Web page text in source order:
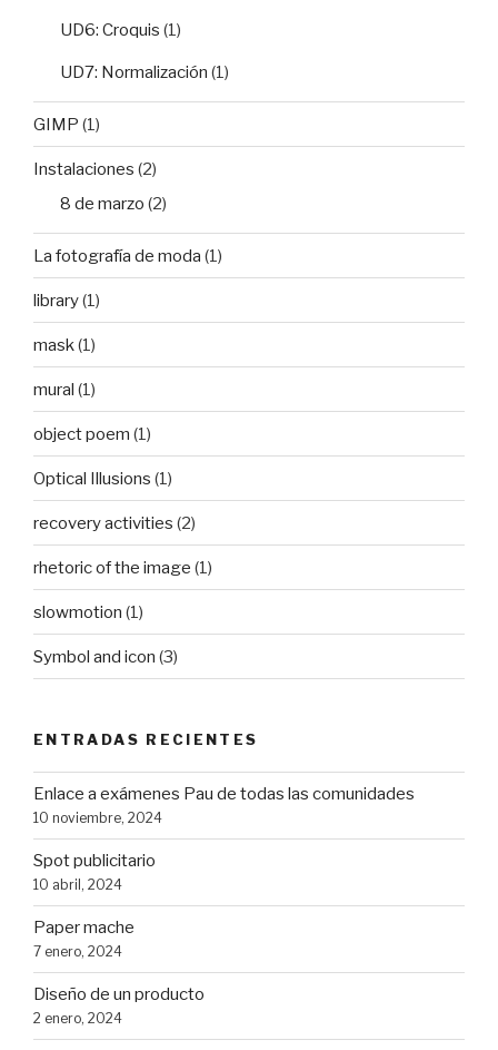
UD6: Croquis (1)
UD7: Normalización (1)
GIMP (1)
Instalaciones (2)
8 de marzo (2)
La fotografía de moda (1)
library(1)
mask(1)
mural (1)
object poem (1)
Optical Illusions (1)
recovery activities (2)
rhetoric of the image (1)
slowmotion (1)
Symbol and icon (3)
ENTRADAS RECIENTES
Enlace a exámenes Pau de todas las comunidades
10 noviembre, 2024
Spot publicitario
10 abril, 2024
Paper mache
7 enero, 2024
Diseño de un producto
2 enero, 2024